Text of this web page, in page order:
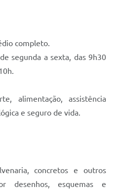
completo.
segunda a sexta, das 9h30
alimentação, assistência
e seguro de vida.
concretos e outros
desenhos, esquemas e